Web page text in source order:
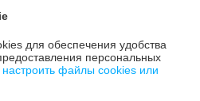
для обеспечения удобства
персональных
файлы cookies или